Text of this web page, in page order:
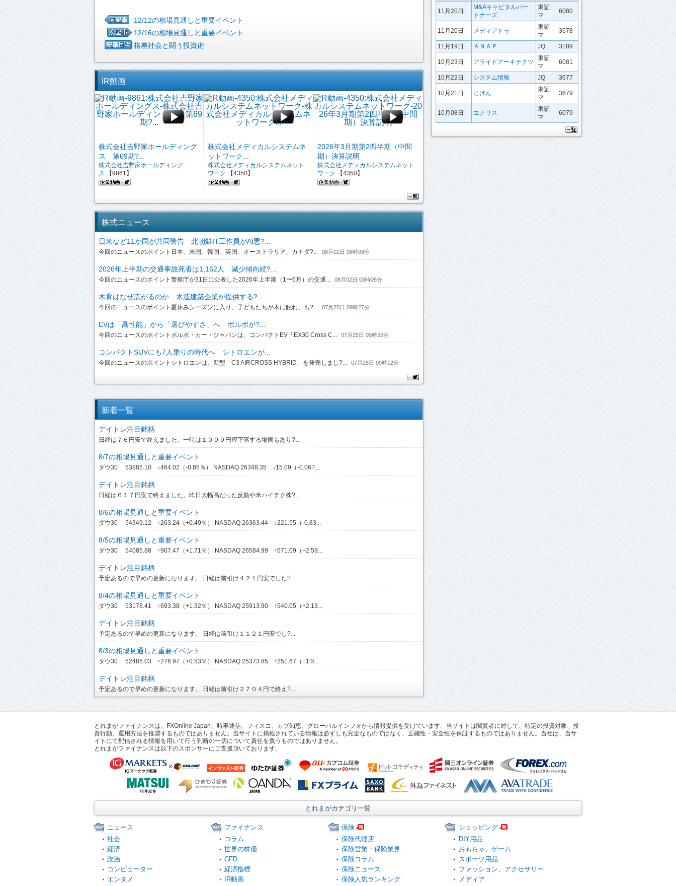
12/12の相場見通しと重要イベント
12/16の相場見通しと重要イベント
格差社会と闘う投資術
IR動画
株式会社吉野家ホールディング
ス 第69期?...
株式会社吉野家ホールディング
ス 【9861】
株式会社メディカルシステムネ
ットワーク...
株式会社メディカルシステムネット
ワーク
【4350】
2026年3月期第2四半期（中間
期）決算説明
株式会社メディカルシステムネット
ワーク
【4350】
株式ニュース
日米など11か国が共同警告 北朝鮮IT工作員がAI悪?...
今回のニュースのポイント日本、米国、韓国、英国、オーストラリア、カナダ?... 08月02日 08時08分
2026年上半期の交通事故死者は1,162人 減少傾向続?...
今回のニュースのポイント警察庁が31日に公表した2026年上半期（1〜6月）の交通... 08月02日 08時05分
木育はなぜ広がるのか 木造建築企業が提供する?...
今回のニュースのポイント夏休みシーズンに入り、子どもたちが木に触れ、も?... 07月25日 09時27分
EVは「高性能」から「選びやすさ」へ ボルボが?...
今回のニュースのポイントボルボ・カー・ジャパンは、コンパクトEV「EX30 Cross C... 07月25日 09時22分
コンパクトSUVにも7人乗りの時代へ シトロエンが...
今回のニュースのポイントシトロエンは、新型「C3 AIRCROSS HYBRID」を発売しまし?... 07月25日 09時12分
新着一覧
デイトレ注目銘柄
日経は７６円安で終えました。一時は１０００円程下落する場面もあり?...
8/7の相場見通しと重要イベント
ダウ30 53885.10 ↓464.02（-0.85％） NASDAQ 26348.35 ↓15.09（-0.06?...
デイトレ注目銘柄
日経は６１７円安で終えました。昨日大幅高だった反動や米ハイテク株?...
8/6の相場見通しと重要イベント
ダウ30 54349.12 ↑263.24（+0.49％） NASDAQ 26363.44 ↓221.55（-0.83...
8/5の相場見通しと重要イベント
ダウ30 54085.88 ↑907.47（+1.71％） NASDAQ 26584.99 ↑671.09（+2.59...
デイトレ注目銘柄
予定あるので早めの更新になります。 日経は前引け４２１円安でした?...
8/4の相場見通しと重要イベント
ダウ30 53178.41 ↑693.38（+1.32％） NASDAQ 25913.90 ↑540.05（+2.13...
デイトレ注目銘柄
予定あるので早めの更新になります。 日経は前引け１１２１円安でし?...
8/3の相場見通しと重要イベント
ダウ30 52485.03 ↑276.97（+0.53％） NASDAQ 25373.85 ↑251.67（+1％...
デイトレ注目銘柄
予定あるので早めの更新になります。 日経は前引け２７０４円で終え?...
11月20日
M&Aキャピタルパー
トナーズ
東証
マ
6080
11月20日 メディアドゥ
東証
マ
3678
11月19日 ＡＮＡＰ JQ 3189
10月23日 アライドアーキテクツ
東証
マ
6081
10月22日 システム情報 JQ 3677
10月21日 じげん
東証
マ
3679
10月08日 エナリス
東証
マ
6079
とれまがファイナンスは、FXOnline Japan、時事通信、フィスコ、カブ知恵、グローバルインフォから情報提供を受けています。当サイトは閲覧者に対して、特定の投資対象、投
資行動、運用方法を推奨するものではありません。当サイトに掲載されている情報は必ずしも完全なものではなく、正確性・安全性を保証するものではありません。当社は、当サ
イトにて配信される情報を用いて行う判断の一切について責任を負うものではありません。
とれまがファイナンスは以下のスポンサーにご支援頂いております。
とれまがカテゴリ一覧
ニュース
社会
経済
政治
コンピューター
エンタメ
ファイナンス
コラム
世界の株価
CFD
経済指標
IR動画
保険
保険代理店
保険営業・保険業界
保険コラム
保険ニュース
保険人気ランキング
ショッピング
DIY用品
おもちゃ、ゲーム
スポーツ用品
ファッション、アクセサリー
メディア